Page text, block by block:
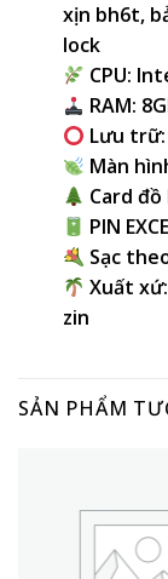
xịn bh6t,
lock
CPU:
RAM:
Lưu trữ:
Màn
Card đồ
PIN
Sạc
Xuất
zin
SẢN PHẨM